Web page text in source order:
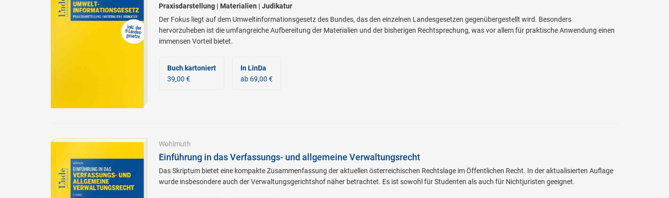
Praxisdarstellung | Materialien | Judikatur
Der Fokus liegt auf dem Umweltinformationsgesetz des Bundes, das den einzelnen Landesgesetzen gegenübergestellt wird. Besonders
hervorzuheben ist die umfangreiche Aufbereitung der Materialien und der bisherigen Rechtsprechung, was vor allem für praktische Anwendung einen
immensen Vorteil bietet.
Buch kartoniert
39,00 €
In LinDa
ab 69,00 €
Wohlmuth
Einführung in das Verfassungs- und allgemeine Verwaltungsrecht
Das Skriptum bietet eine kompakte Zusammenfassung der aktuellen österreichischen Rechtslage im Öffentlichen Recht. In der aktualisierten Auflage
wurde insbesondere auch der Verwaltungsgerichtshof näher betrachtet. Es ist sowohl für Studenten als auch für Nichtjuristen geeignet.